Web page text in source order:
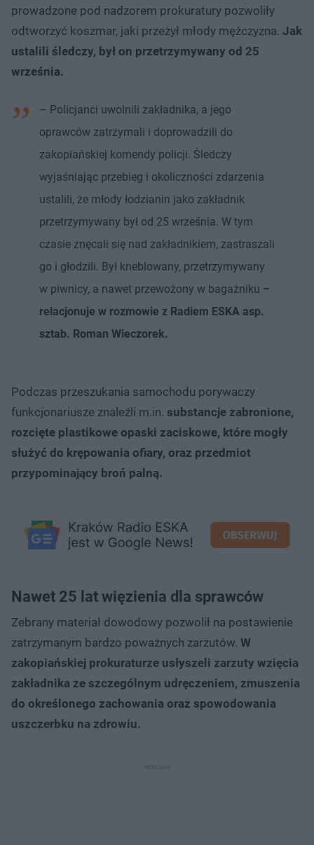
prowadzone pod nadzorem prokuratury pozwoliły
odtworzyć koszmar, jaki przeżył młody mężczyzna. Jak
ustalili śledczy, był on przetrzymywany od 25
września.
– Policjanci uwolnili zakładnika, a jego
oprawców zatrzymali i doprowadzili do
zakopiańskiej komendy policji. Śledczy
wyjaśniając przebieg i okoliczności zdarzenia
ustalili, że młody łodzianin jako zakładnik
przetrzymywany był od 25 września. W tym
czasie znęcali się nad zakładnikiem, zastraszali
go i głodzili. Był kneblowany, przetrzymywany
w piwnicy, a nawet przewożony w bagażniku –
relacjonuje w rozmowie z Radiem ESKA asp.
sztab. Roman Wieczorek.
Podczas przeszukania samochodu porywaczy
funkcjonariusze znaleźli m.in. substancje zabronione,
rozcięte plastikowe opaski zaciskowe, które mogły
służyć do krępowania ofiary, oraz przedmiot
przypominający broń palną.
Nawet 25 lat więzienia dla sprawców
Zebrany materiał dowodowy pozwolił na postawienie
zatrzymanym bardzo poważnych zarzutów. W
zakopiańskiej prokuraturze usłyszeli zarzuty wzięcia
zakładnika ze szczególnym udręczeniem, zmuszenia
do określonego zachowania oraz spowodowania
uszczerbku na zdrowiu.